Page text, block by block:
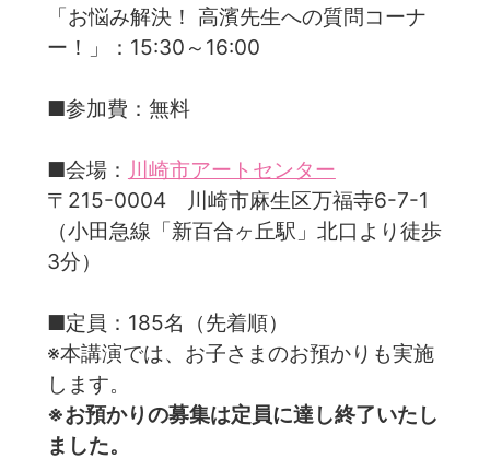
「お悩み解決！ 高濱先生への質問コーナ
ー！」：15:30～16:00
■参加費：無料
■会場： 川崎市アートセンター
〒215-0004 川崎市麻生区万福寺6-7-1
（小田急線「新百合ヶ丘駅」北口より徒歩
3分）
■定員：185名（先着順）
※本講演では、お子さまのお預かりも実施
します。
※お預かりの募集は定員に達し終了いたし
ました。